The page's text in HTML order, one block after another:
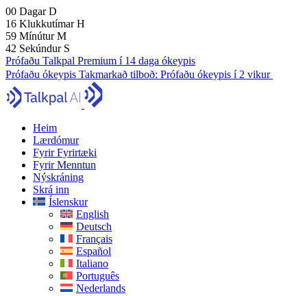
00 DagarD
16 KlukkutímarH
59 MínúturM
41 Sekúndur S
Prófaðu Talkpal Premium í 14 daga ókeypis
Prófaðu ókeypis Takmarkað tilboð: Prófaðu ókeypis í 2 vikur
Heim
Lærdómur
Fyrir Fyrirtæki
Fyrir Menntun
Nýskráning
Skrá inn
Íslenskur
English
Deutsch
Français
Español
Italiano
Português
Nederlands